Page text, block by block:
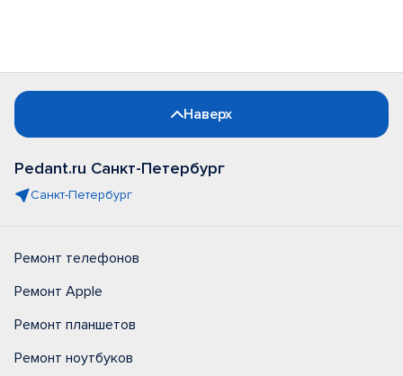
Наверх
Pedant.ru Санкт-Петербург
Санкт-Петербург
Ремонт телефонов
Ремонт Apple
Ремонт планшетов
Ремонт ноутбуков